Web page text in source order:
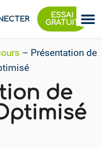
ESSAI
GRATUIT
– Présentation de
de